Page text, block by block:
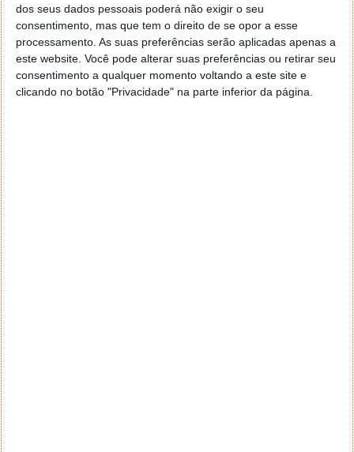
dos seus dados pessoais poderá não exigir o seu
consentimento, mas que tem o direito de se opor a esse
processamento. As suas preferências serão aplicadas apenas a
este website. Você pode alterar suas preferências ou retirar seu
consentimento a qualquer momento voltando a este site e
clicando no botão "Privacidade" na parte inferior da página.
De notar que apenas devem usar estes tokens em
hardware similar ou o Windows pedirá uma chave
diferente e o processo de restauro que do Advanced
Tokens Manager não funciona.
Importa ainda referir que o Advanced Tokens